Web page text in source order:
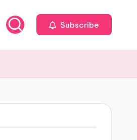
Subscribe